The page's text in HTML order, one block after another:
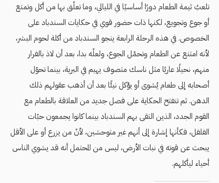
تلعبُ ثيمة الطعام دورًا أساسيًا في الليالي، وما تعلّق بها من أكل وتمتع
أو جوع وتجويع، لكنها ذات حضور قوي في حكايات السندباد على
الخصوص. في هذه الرحلة الرابعة ينجو السندباد من أكلة لحوم البشر،
لأنه امتنع عن الطعام وتحمّل الجوع، ولعلّه بدا، بعد أن لاذ بالفرار
منهم، نحيلًا عاريًا مثل ناسك متصوف يهيم في البرية، بينما تحوّل
أصحابه إلى طعام يُشوى أو يؤكل نيئًا بعد أن أذهب عقولهم ذلك
الدهن. ثم تنفتح الحكاية على فصل جديد من العلاقة بالطعام مع
القوم الجدد، الذين التقى بهم السندباد بينما كانوا يجمعون حبّات
الفلفل، فكأنها إشارة إلى أنهم غير متوحشين، لأنّ من يزرع أو على الأقل
يبحث عن قوته في نبات الأرض، ليس من المحتمل أنه قد يشوي الناس
أحياء ليأكلهم.